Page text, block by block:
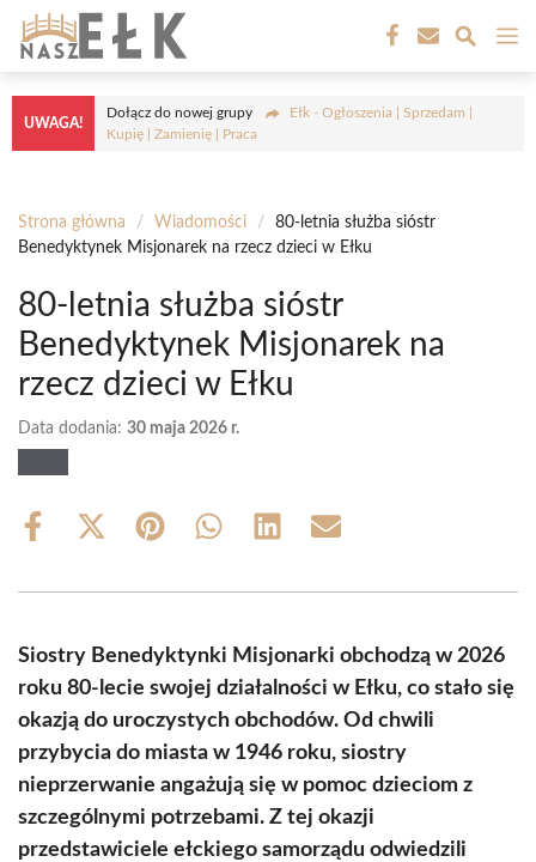
Przejdź
treści
UWAGA!
Dołącz do nowej grupy
Ełk - Ogłoszenia | Sprzedam |
Kupię | Zamienię | Praca
Strona główna / Wiadomości /
80-letnia służba sióstr
Benedyktynek Misjonarek na rzecz dzieci w Ełku
80-letnia służba sióstr
Benedyktynek Misjonarek na
rzecz dzieci w Ełku
Data dodania: 30 maja 2026 r.
Share
Share
(Twitter)
Share Share Share Share
Siostry Benedyktynki Misjonarki obchodzą w 2026
roku 80-lecie swojej działalności w Ełku, co stało się
okazją do uroczystych obchodów. Od chwili
przybycia do miasta w 1946 roku, siostry
nieprzerwanie angażują się w pomoc dzieciom z
szczególnymi potrzebami. Z tej okazji
przedstawiciele ełckiego samorządu odwiedzili